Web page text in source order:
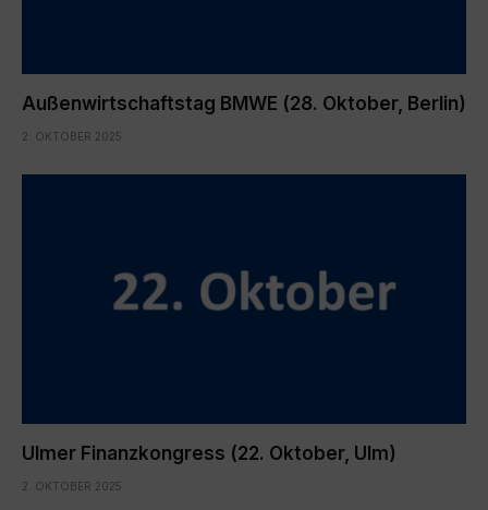
Außenwirtschaftstag BMWE (28. Oktober, Berlin)
2. OKTOBER 2025
Ulmer Finanzkongress (22. Oktober, Ulm)
2. OKTOBER 2025